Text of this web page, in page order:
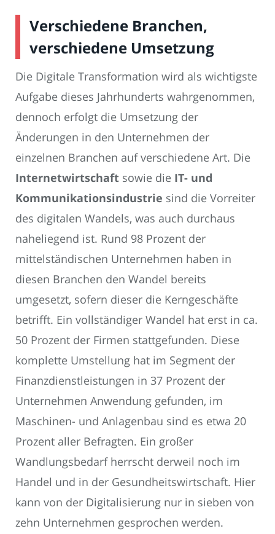
Verschiedene Branchen,
verschiedene Umsetzung
Die Digitale Transformation wird als wichtigste
Aufgabe dieses Jahrhunderts wahrgenommen,
dennoch erfolgt die Umsetzung der
Änderungen in den Unternehmen der
einzelnen Branchen auf verschiedene Art. Die
Internetwirtschaft sowie die IT- und
Kommunikationsindustrie sind die Vorreiter
des digitalen Wandels, was auch durchaus
naheliegend ist. Rund 98 Prozent der
mittelständischen Unternehmen haben in
diesen Branchen den Wandel bereits
umgesetzt, sofern dieser die Kerngeschäfte
betrifft. Ein vollständiger Wandel hat erst in ca.
50 Prozent der Firmen stattgefunden. Diese
komplette Umstellung hat im Segment der
Finanzdienstleistungen in 37 Prozent der
Unternehmen Anwendung gefunden, im
Maschinen- und Anlagenbau sind es etwa 20
Prozent aller Befragten. Ein großer
Wandlungsbedarf herrscht derweil noch im
Handel und in der Gesundheitswirtschaft. Hier
kann von der Digitalisierung nur in sieben von
zehn Unternehmen gesprochen werden.